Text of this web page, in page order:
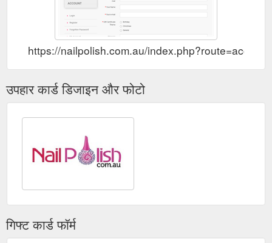
https://nailpolish.com.au/
उपहार कार्ड डिजाइन और फोटो
गिफ्ट कार्ड फॉर्म